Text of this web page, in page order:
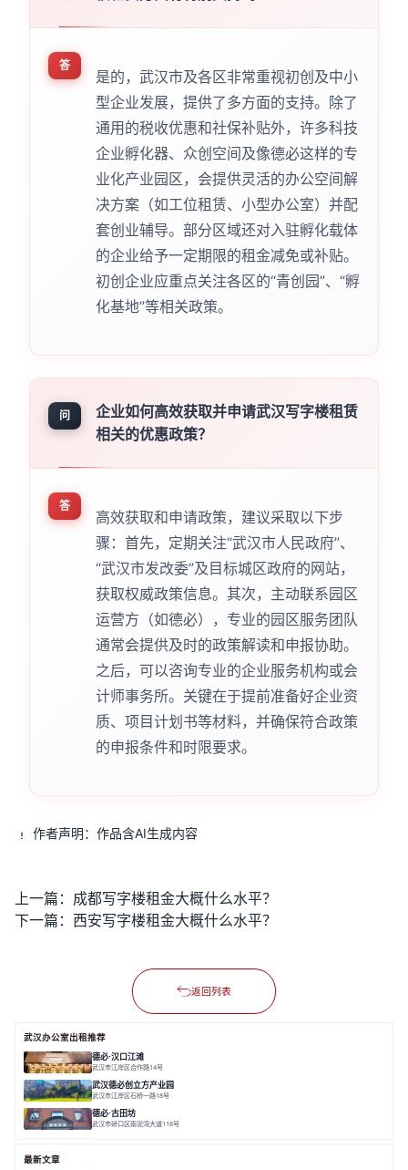
答
是的，武汉市及各区非常重视初创及中小
型企业发展，提供了多方面的支持。除了
通用的税收优惠和社保补贴外，许多科技
企业孵化器、众创空间及像德必这样的专
业化产业园区，会提供灵活的办公空间解
决方案（如工位租赁、小型办公室）并配
套创业辅导。部分区域还对入驻孵化载体
的企业给予一定期限的租金减免或补贴。
初创企业应重点关注各区的“青创园”、“孵
化基地”等相关政策。
问
企业如何高效获取并申请武汉写字楼租赁
相关的优惠政策？
答
高效获取和申请政策，建议采取以下步
骤：首先，定期关注“武汉市人民政府”、
“武汉市发改委”及目标城区政府的网站，
获取权威政策信息。其次，主动联系园区
运营方（如德必），专业的园区服务团队
通常会提供及时的政策解读和申报协助。
之后，可以咨询专业的企业服务机构或会
计师事务所。关键在于提前准备好企业资
质、项目计划书等材料，并确保符合政策
的申报条件和时限要求。
作者声明：作品含AI生成内容
上一篇： 成都写字楼租金大概什么水平？
下一篇： 西安写字楼租金大概什么水平？
返回列表
武汉办公室出租推荐
德必·汉口江滩
武汉市江岸区合作路14号
武汉德必创立方产业园
武汉市江岸区石桥一路18号
德必·古田坊
武汉市硚口区南泥湾大道118号
最新文章